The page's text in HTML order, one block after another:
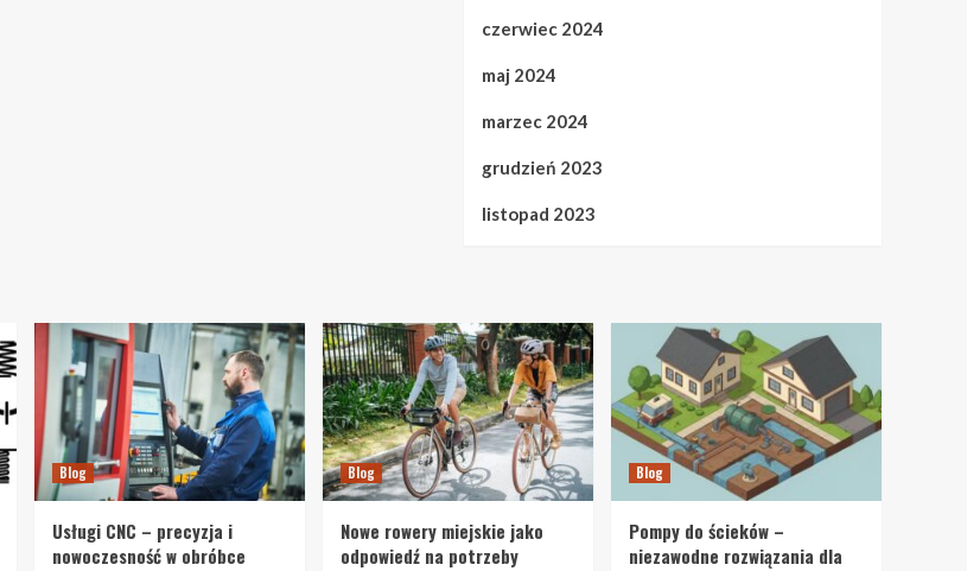
czerwiec 2024
maj 2024
marzec 2024
grudzień 2023
listopad 2023
Blog
Usługi CNC – precyzja i
nowoczesność w obróbce
Blog
Nowe rowery miejskie jako
odpowiedź na potrzeby
Blog
Pompy do ścieków –
niezawodne rozwiązania dla